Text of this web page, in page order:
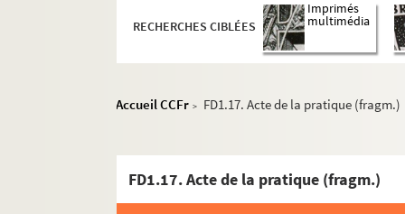
RECHERCHES CIBLÉES
Imprimés
multimédia
Accueil CCFr > FD1.17. Acte de la pratique (fragm.)
FD1.17. Acte de la pratique (fragm.)